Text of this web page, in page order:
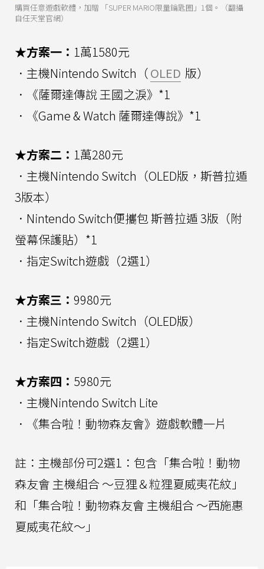
購買任意遊戲軟體，加贈 「SUPER MARIO限量鑰匙圈」1個。（翻攝
自任天堂官網）
★方案一： 1萬1580元
．主機Nintendo Switch（OLED 版）
．《薩爾達傳說 王國之淚》*1
．《Game & Watch 薩爾達傳說》*1
★方案二： 1萬280元
．主機Nintendo Switch（OLED版，斯普拉遁
3版本）
．Nintendo Switch便攜包 斯普拉遁 3版（附
螢幕保護貼）*1
．指定Switch遊戲（2選1）
★方案三： 9980元
．主機Nintendo Switch（OLED版）
．指定Switch遊戲（2選1）
★方案四： 5980元
．主機Nintendo Switch Lite
．《集合啦！動物森友會》遊戲軟體一片
註：主機部份可2選1：包含「集合啦！動物
森友會 主機組合 ～豆狸＆粒狸夏威夷花紋」
和「集合啦！動物森友會 主機組合 ～西施惠
夏威夷花紋～」